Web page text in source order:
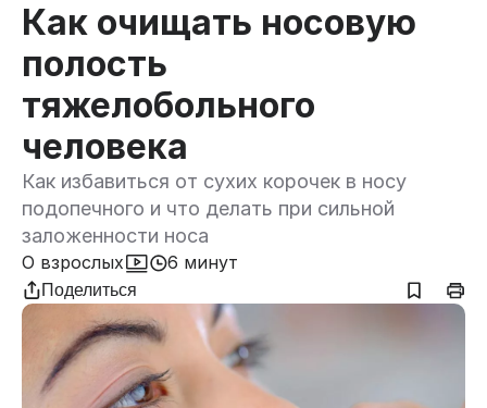
Как очищать носовую
полость
тяжелобольного
человека
Как избавиться от сухих корочек в носу
подопечного и что делать при сильной
заложенности носа
О взрослых 6 минут
Поделиться